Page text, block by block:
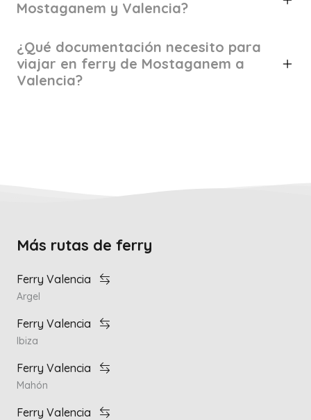
Mostaganem y Valencia?
¿Qué documentación necesito para
viajar en ferry de Mostaganem a
Valencia?
Más rutas de ferry
Ferry Valencia
Argel
Ferry Valencia
Ibiza
Ferry Valencia
Mahón
Ferry Valencia